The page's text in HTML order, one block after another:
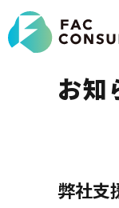
お知
弊社支